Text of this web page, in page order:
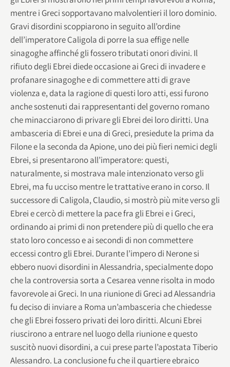
mentre i Greci sopportavano malvolentieri il loro dominio.
Gravi disordini scoppiarono in seguito all’ordine
dell’imperatore Caligola di porre la sua effige nelle
sinagoghe affinché gli fossero tributati onori divini. Il
rifiuto degli Ebrei diede occasione ai Greci di invadere e
profanare sinagoghe e di commettere atti di grave
violenza e, data la ragione di questi loro atti, essi furono
anche sostenuti dai rappresentanti del governo romano
che minacciarono di privare gli Ebrei dei loro diritti. Una
ambasceria di Ebrei e una di Greci, presiedute la prima da
Filone e la seconda da Apione, uno dei più fieri nemici degli
Ebrei, si presentarono all’imperatore: questi,
naturalmente, si mostrava male intenzionato verso gli
Ebrei, ma fu ucciso mentre le trattative erano in corso. Il
successore di Caligola, Claudio, si mostrò più mite verso gli
Ebrei e cercò di mettere la pace fra gli Ebrei e i Greci,
ordinando ai primi di non pretendere più di quello che era
stato loro concesso e ai secondi di non commettere
eccessi contro gli Ebrei. Durante l’impero di Nerone si
ebbero nuovi disordini in Alessandria, specialmente dopo
che la controversia sorta a Cesarea venne risolta in modo
favorevole ai Greci. In una riunione di Greci ad Alessandria
fu deciso di inviare a Roma un’ambasceria che chiedesse
che gli Ebrei fossero privati dei loro diritti. Alcuni Ebrei
riuscirono a entrare nel luogo della riunione e questo
suscitò nuovi disordini, a cui prese parte l’apostata Tiberio
Alessandro. La conclusione fu che il quartiere ebraico